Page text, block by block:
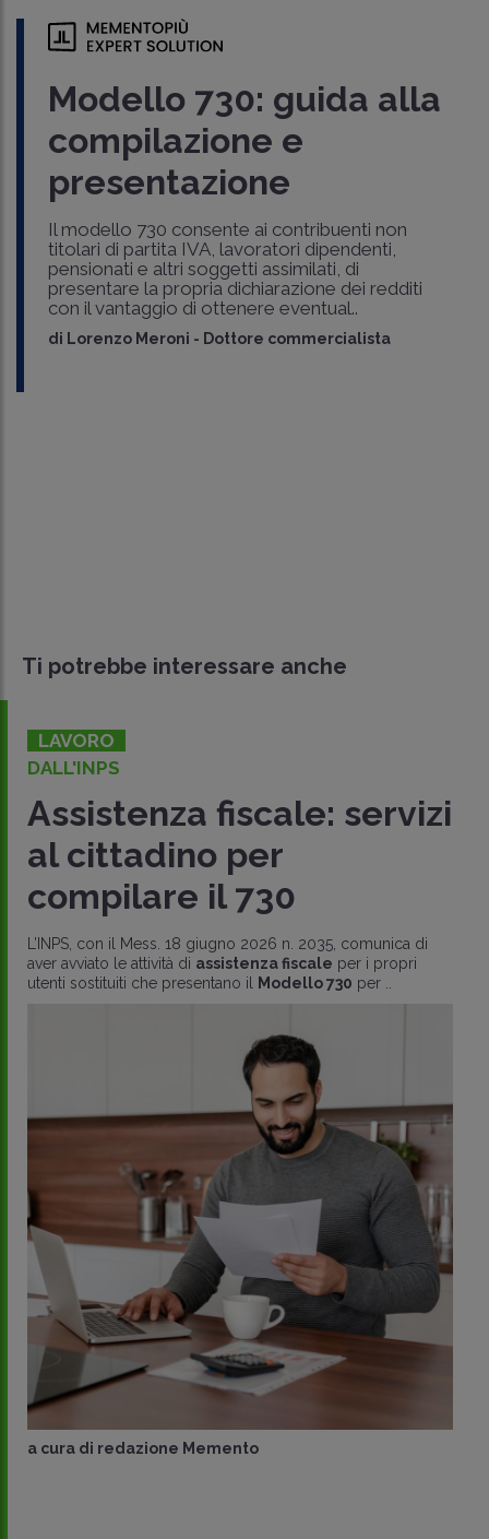
Modello 730: guida alla
compilazione e
presentazione
Il modello 730 consente ai contribuenti non
titolari di partita IVA, lavoratori dipendenti,
pensionati e altri soggetti assimilati, di
presentare la propria dichiarazione dei redditi
con il vantaggio di ottenere eventual..
di Lorenzo Meroni - Dottore commercialista
Ti potrebbe interessare anche
LAVORO
DALL'INPS
Assistenza fiscale: servizi
al cittadino per
compilare il 730
L’INPS, con il Mess. 18 giugno 2026 n. 2035, comunica di
aver avviato le attività di assistenza fiscale per i propri
utenti sostituiti che presentano il Modello 730 per ..
a cura di redazione Memento